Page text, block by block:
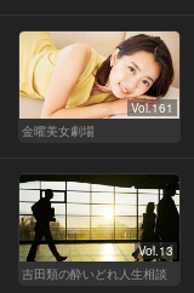
Vol.161
金曜美女劇場
Vol.13
吉田類の酔いどれ人生相談